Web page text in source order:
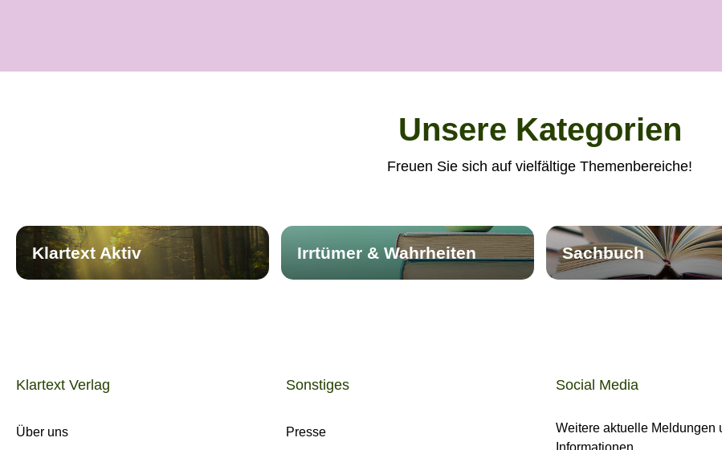
Unsere Kategorien
Freuen Sie sich auf vielfältige Themenbereiche!
Klartext Aktiv Irrtümer & Wahrheiten Sachbuch
Klartext Verlag
Über uns
Sonstiges
Presse
Social Media
Weitere aktuelle Meldungen
Informationen